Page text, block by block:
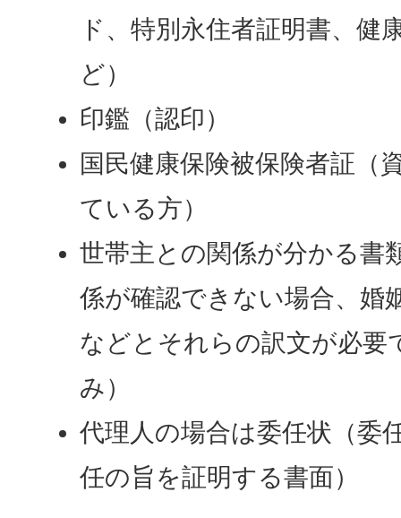
ド、特別永住者証明書、健
ど）
印鑑（認印）
国民健康保険被保険者証（
ている方）
世帯主との関係が分かる書
係が確認できない場合、婚
などとそれらの訳文が必要
み）
代理人の場合は委任状（委
任の旨を証明する書面）